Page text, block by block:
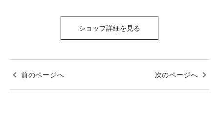
ショップ詳細を見る
前のページへ 次のページへ